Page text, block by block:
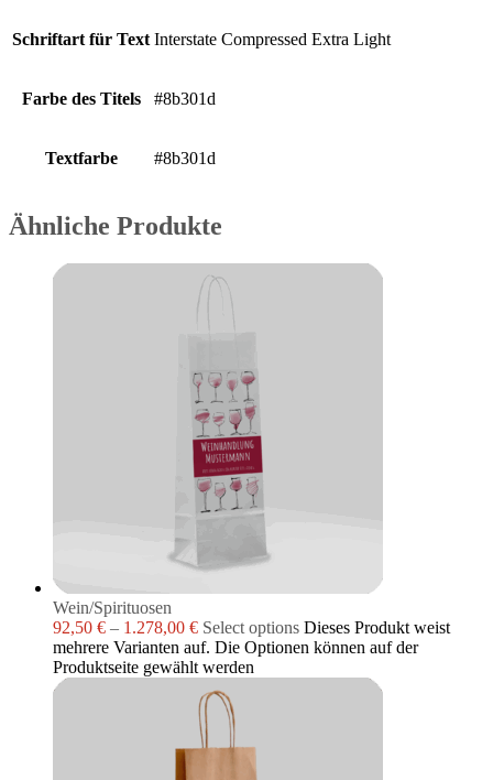
Schriftart für Text Interstate Compressed Extra Light
Farbe des Titels #8b301d
Textfarbe #8b301d
Ähnliche Produkte
Wein/Spirituosen
92,50 € – 1.278,00 € Select options Dieses Produkt weist
mehrere Varianten auf. Die Optionen können auf der
Produktseite gewählt werden